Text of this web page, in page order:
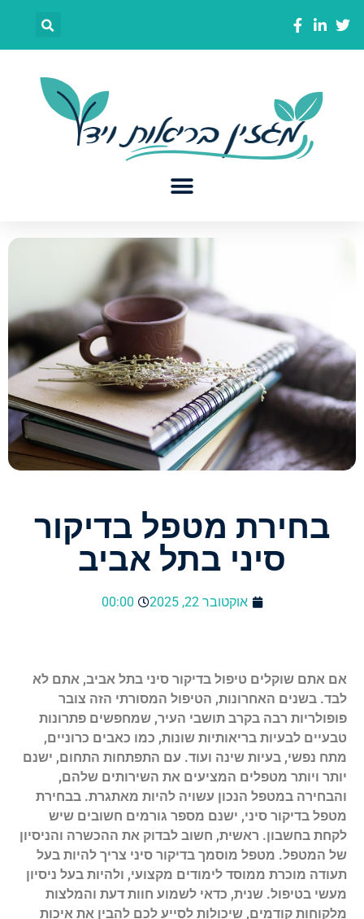
בחירת מטפל בדיקור
סיני בתל אביב
אוקטובר 22, 2025 00:00
אם אתם שוקלים טיפול בדיקור סיני בתל אביב, אתם לא
לבד. בשנים האחרונות, הטיפול המסורתי הזה צובר
פופולריות רבה בקרב תושבי העיר, שמחפשים פתרונות
טבעיים לבעיות בריאותיות שונות, כמו כאבים כרוניים,
מתח נפשי, בעיות שינה ועוד. עם התפתחות התחום, ישנם
יותר ויותר מטפלים המציעים את השירותים שלהם,
והבחירה במטפל הנכון עשויה להיות מאתגרת. בבחירת
מטפל בדיקור סיני, ישנם מספר גורמים חשובים שיש
לקחת בחשבון. ראשית, חשוב לבדוק את ההכשרה והניסיון
של המטפל. מטפל מוסמך בדיקור סיני צריך להיות בעל
תעודה מוכרת ממוסד לימודים מקצועי, ולהיות בעל ניסיון
מעשי בטיפול. שנית, כדאי לשמוע חוות דעת והמלצות
מלקוחות קודמים, שיכולות לסייע לכם להבין את איכות